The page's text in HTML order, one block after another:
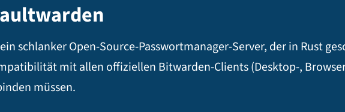
schlanker Open-Source-Passwortmanager-Server, der in Rust
mit allen offiziellen Bitwarden-Clients (Desktop-,
müssen.